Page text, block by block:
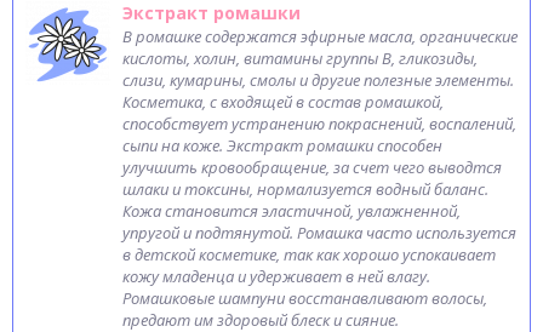
Экстракт ромашки
В ромашке содержатся эфирные масла, органические
кислоты, холин, витамины группы B, гликозиды,
слизи, кумарины, смолы и другие полезные элементы.
Косметика, с входящей в состав ромашкой,
способствует устранению покраснений, воспалений,
сыпи на коже. Экстракт ромашки способен
улучшить кровообращение, за счет чего выводтся
шлаки и токсины, нормализуется водный баланс.
Кожа становится эластичной, увлажненной,
упругой и подтянутой. Ромашка часто используется
в детской косметике, так как хорошо успокаивает
кожу младенца и удерживает в ней влагу.
Ромашковые шампуни восстанавливают волосы,
предают им здоровый блеск и сияние.